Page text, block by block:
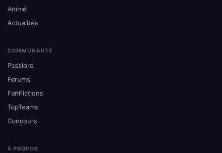
Animé
Actualités
COMMUNAUTÉ
Passlord
Forums
FanFictions
TopTeams
Concours
À PROPOS